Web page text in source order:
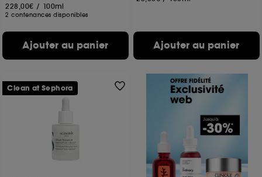
228,00€ / 100ml
2 contenances disponibles
Ajouter au panier Ajouter au panier
Clean at Sephora